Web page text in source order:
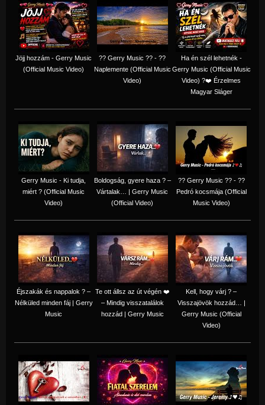
Jöjj hozzám - Gerry Music
(Official Music Video)
?? Gerry Music ?? - ??
Naplemente (Official Music
Video)
Ha én szél lehetnék -
Gerry Music (Official Music
Video) ?️❤️ Érzelmes
Magyar Sláger
Gerry Music - Ki tudja,
miért ? (Official Music
Video)
Boldogság, gyere haza ? –
Vártalak… | Gerry Music
(Official Video)
?? Gerry Music ?? - ??
Pedró kocsmája (Official
Music Video)
Éjszakák és nappalok ? –
Nélküled minden fáj | Gerry
Music
Te ott állsz az út végén ❤️
– Mindig visszatalálok
hozzád | Gerry Music
Kell, hogy várj ? –
Visszajövök hozzád… |
Gerry Music (Official
Video)